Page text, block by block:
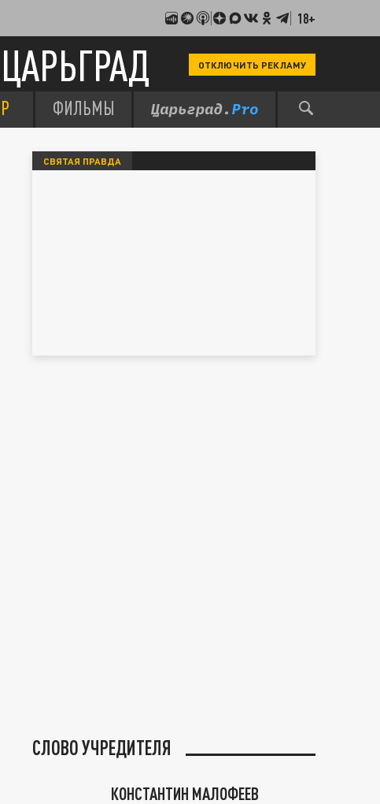
18+
ЦАРЬГРАД ОТКЛЮЧИТЬ РЕКЛАМУ
ФИЛЬМЫ
СВЯТАЯ ПРАВДА
СЛОВО УЧРЕДИТЕЛЯ
КОНСТАНТИН МАЛОФЕЕВ